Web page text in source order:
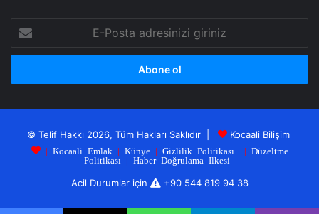
Posta
adresinizi
© Telif Hakkı 2026, Tüm Hakları Saklıdır | Kocaali Bilişim
| Kocaali Emlak | Künye| Gizlilik Politikası | Düzeltme
Politikası | Haber Doğrulama Ilkesi
Acil Durumlar için +90 544 819 94 38